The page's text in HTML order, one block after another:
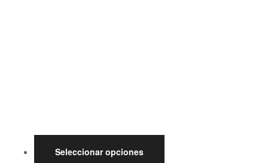
Seleccionar opciones